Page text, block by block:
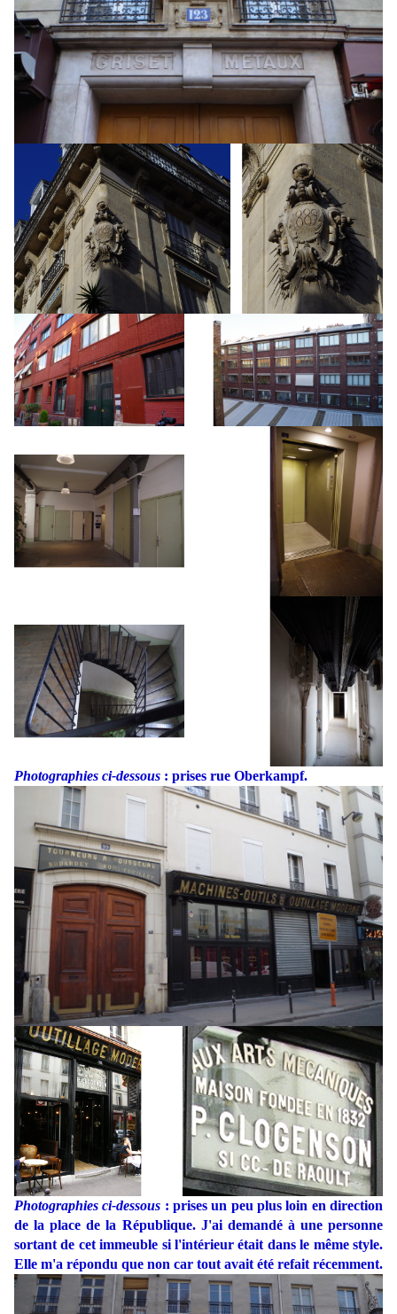
Photographies ci-dessous : prises rue Oberkampf.
Photographies ci-dessous : prises un peu plus loin en direction
de la place de la République. J'ai demandé à une personne
sortant de cet immeuble si l'intérieur était dans le même style.
Elle m'a répondu que non car tout avait été refait récemment.